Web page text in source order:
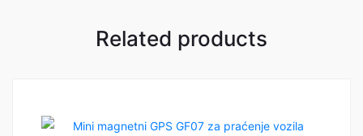
Related products